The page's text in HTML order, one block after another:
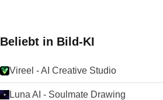
Beliebt in Bild-KI
Vireel - AI Creative Studio
Luna AI - Soulmate Drawing